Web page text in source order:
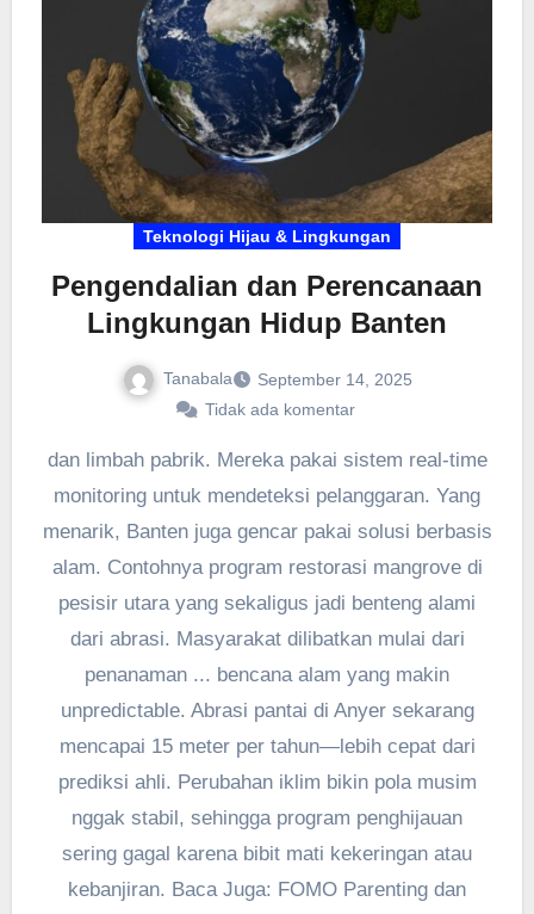
Teknologi Hijau & Lingkungan
Pengendalian dan Perencanaan
Lingkungan Hidup Banten
Tanabala
September 14, 2025
Tidak ada komentar
dan limbah pabrik. Mereka pakai sistem real-time
monitoring untuk mendeteksi pelanggaran. Yang
menarik, Banten juga gencar pakai solusi berbasis
alam. Contohnya program restorasi mangrove di
pesisir utara yang sekaligus jadi benteng alami
dari abrasi. Masyarakat dilibatkan mulai dari
penanaman ... bencana alam yang makin
unpredictable. Abrasi pantai di Anyer sekarang
mencapai 15 meter per tahun—lebih cepat dari
prediksi ahli. Perubahan iklim bikin pola musim
nggak stabil, sehingga program penghijauan
sering gagal karena bibit mati kekeringan atau
kebanjiran. Baca Juga: FOMO Parenting dan